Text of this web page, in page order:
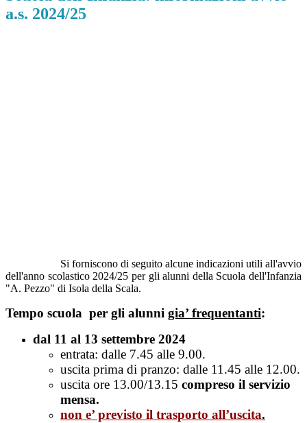
a.s. 2024/25
Si forniscono di seguito alcune indicazioni utili all'avvio
dell'anno scolastico 2024/25 per gli alunni della Scuola dell'Infanzia
"A. Pezzo" di Isola della Scala.
Tempo scuola per gli alunni gia’ frequentanti:
dal 11 al 13 settembre 2024
entrata: dalle 7.45 alle 9.00.
uscita prima di pranzo: dalle 11.45 alle 12.00.
uscita ore 13.00/13.15 compreso il servizio
mensa.
non e’ previsto il trasporto all’uscita.